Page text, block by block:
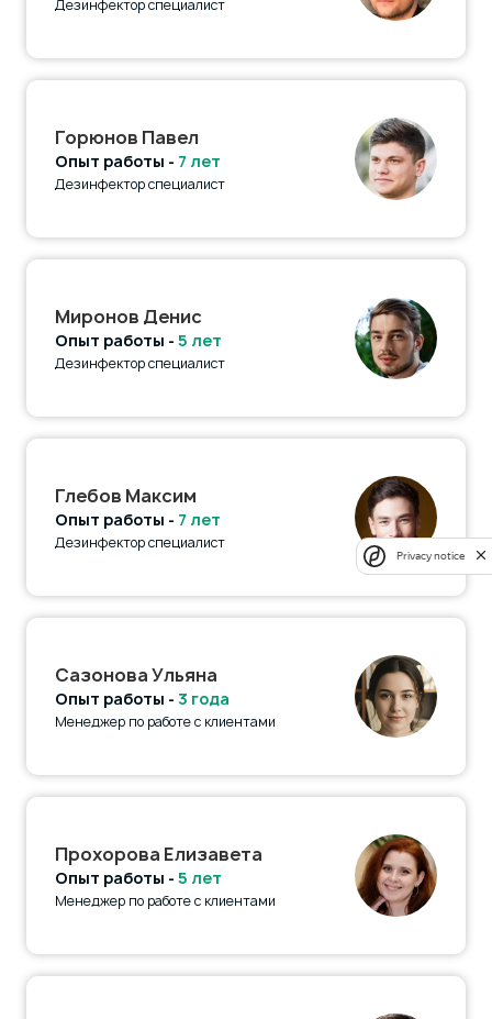
Дезинфектор специалист
Горюнов Павел
Опыт работы - 7 лет
Дезинфектор специалист
Миронов Денис
Опыт работы - 5 лет
Дезинфектор специалист
Глебов Максим
Опыт работы - 7 лет
Дезинфектор специалист
Сазонова Ульяна
Опыт работы - 3 года
Менеджер по работе с клиентами
Прохорова Елизавета
Опыт работы - 5 лет
Менеджер по работе с клиентами
Privacy notice